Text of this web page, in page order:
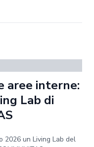
aree interne:
Lab di
2026 un Living Lab del